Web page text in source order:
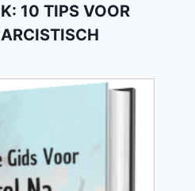
10 TIPS VOOR